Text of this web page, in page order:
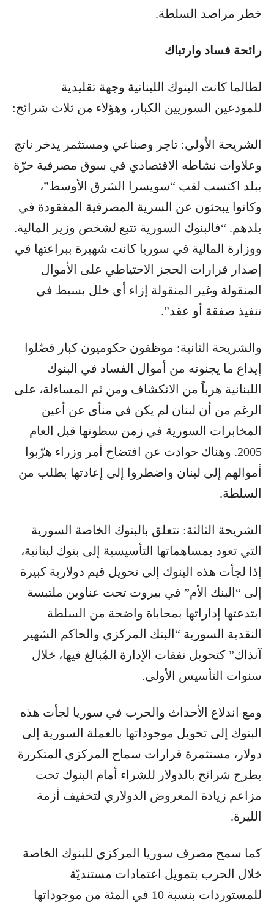
خطر مراصد السلطة.
رائحة فساد وارتباك
لطالما كانت البنوك اللبنانية وجهة تقليدية
للمودعين السوريين الكبار، وهؤلاء من ثلاث شرائح:
الشريحة الأولى: تاجر وصناعي ومستثمر يدخر ناتج
وعلاوات نشاطه الاقتصادي في سوق مصرفية حرّة
ببلد اكتسب لقب “سويسرا الشرق الأوسط”،
وكانوا يبحثون عن السرية المصرفية المفقودة في
بلدهم. “فالبنوك السورية تتبع لشخص وزير المالية.
ووزارة المالية في سوريا كانت شهيرة ببراعتها في
إصدار قرارات الحجز الاحتياطي على الأموال
المنقولة وغير المنقولة إزاء أي خلل بسيط في
تنفيذ صفقة أو عقد”.
والشريحة الثانية: موظفون حكوميون كبار فضّلوا
إيداع ما يجنونه من أموال الفساد في البنوك
اللبنانية هرباً من الانكشاف ومن ثم المساءلة، على
الرغم من أن لبنان لم يكن في منأى عن أعين
المخابرات السورية في زمن سطوتها قبل العام
2005. وهناك حوادث عن افتضاح أمر وزراء هرّبوا
أموالهم إلى لبنان واضطروا إلى إعادتها بطلب من
السلطة.
الشريحة الثالثة: تتعلق بالبنوك الخاصة السورية
التي تعود بمساهماتها التأسيسية إلى بنوك لبنانية،
إذا لجأت هذه البنوك إلى تحويل قيم دولارية كبيرة
إلى “البنك الأم” في بيروت تحت عناوين ملتبسة
ابتدعتها إداراتها بمحاباة واضحة من السلطة
النقدية السورية “البنك المركزي والحاكم الشهير
آنذاك” كتحويل نفقات الإدارة المُبالغ فيها، خلال
سنوات التأسيس الأولى.
ومع اندلاع الأحداث والحرب في سوريا لجأت هذه
البنوك إلى تحويل موجوداتها بالعملة السورية إلى
دولار، مستثمرة قرارات سماح المركزي المتكررة
بطرح شرائح بالدولار للشراء أمام البنوك تحت
مزاعم زيادة المعروض الدولاري لتخفيف أزمة
الليرة.
كما سمح مصرف سوريا المركزي للبنوك الخاصة
خلال الحرب بتمويل اعتمادات مستنديّة
للمستوردات بنسبة 10 في المئة من موجوداتها